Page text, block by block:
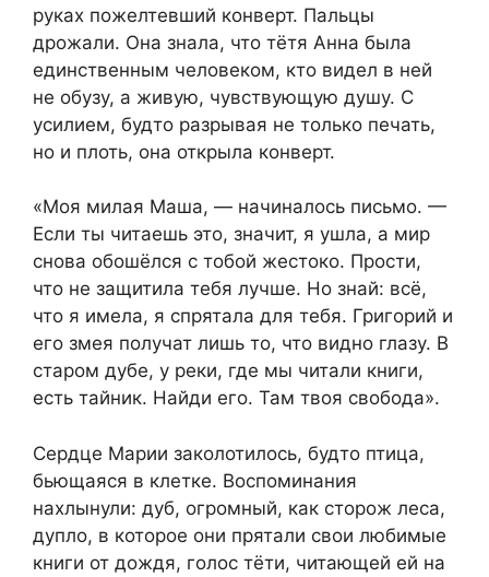
руках пожелтевший конверт. Пальцы
дрожали. Она знала, что тётя Анна была
единственным человеком, кто видел в ней
не обузу, а живую, чувствующую душу. С
усилием, будто разрывая не только печать,
но и плоть, она открыла конверт.
«Моя милая Маша, — начиналось письмо. —
Если ты читаешь это, значит, я ушла, а мир
снова обошёлся с тобой жестоко. Прости,
что не защитила тебя лучше. Но знай: всё,
что я имела, я спрятала для тебя. Григорий и
его змея получат лишь то, что видно глазу. В
старом дубе, у реки, где мы читали книги,
есть тайник. Найди его. Там твоя свобода».
Сердце Марии заколотилось, будто птица,
бьющаяся в клетке. Воспоминания
нахлынули: дуб, огромный, как сторож леса,
дупло, в которое они прятали свои любимые
книги от дождя, голос тёти, читающей ей на